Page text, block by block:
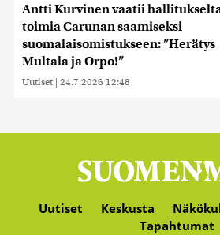
Antti Kurvinen vaatii
toimia Carunan saamiseksi
suomalaisomistukseen: ”Herätys
Multala ja Orpo!”
Uutiset | 24.7.2026 12:48
Uutiset Keskusta
Tapahtumat